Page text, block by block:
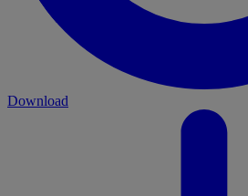
Download